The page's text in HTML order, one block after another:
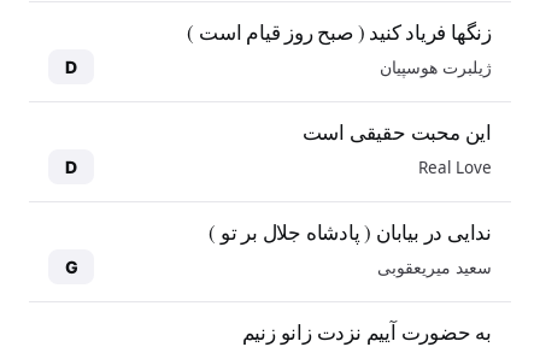
زنگها فریاد کنید ( صبح روز قیام است )
ژیلبرت هوسپیان D
این محبت حقیقی است
Real Love
D
ندایی در بیابان ( پادشاه جلال بر تو )
سعید میریعقوبی G
به حضورت آییم نزدت زانو زنیم